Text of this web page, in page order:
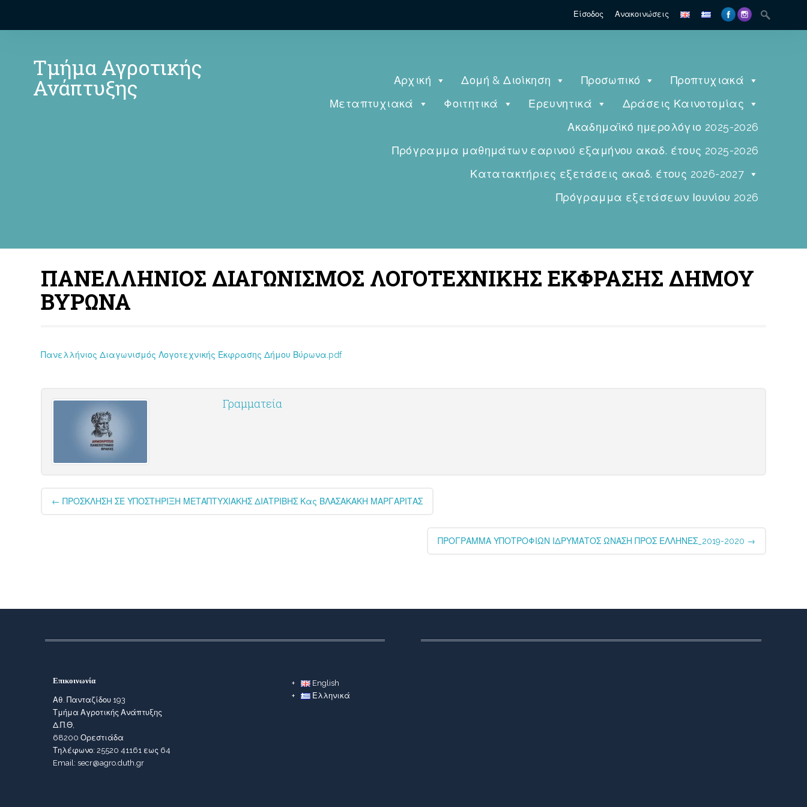
Είσοδος Ανακοινώσεις
Τμήμα Αγροτικής
Ανάπτυξης Αρχική Δομή & Διοίκηση Προσωπικό
Προπτυχιακά
Μεταπτυχιακά
Φοιτητικά Ερευνητικά
Δράσεις Καινοτομίας
Ακαδημαϊκό ημερολόγιο 2025-2026
Πρόγραμμα μαθημάτων εαρινού εξαμήνου ακαδ. έτους 2025-2026
Κατατακτήριες εξετάσεις ακαδ. έτους 2026-2027
Πρόγραμμα εξετάσεων Ιουνίου 2026
ΠΑΝΕΛΛΗΝΙΟΣ ΔΙΑΓΩΝΙΣΜΟΣ ΛΟΓΟΤΕΧΝΙΚΗΣ ΕΚΦΡΑΣΗΣ ΔΗΜΟΥ
ΒΥΡΩΝΑ
Πανελλήνιος Διαγωνισμός Λογοτεχνικής Έκφρασης Δήμου Βύρωνα.pdf
Γραμματεία
Post
navigation
← ΠΡΟΣΚΛΗΣΗ ΣΕ ΥΠΟΣΤΗΡΙΞΗ ΜΕΤΑΠΤΥΧΙΑΚΗΣ ΔΙΑΤΡΙΒΗΣ Κας ΒΛΑΣΑΚΑΚΗ ΜΑΡΓΑΡΙΤΑΣ
ΠΡΟΓΡΑΜΜΑ ΥΠΟΤΡΟΦΙΩΝ ΙΔΡΥΜΑΤΟΣ ΩΝΑΣΗ ΠΡΟΣ ΕΛΛΗΝΕΣ_2019-2020 →
Επικοινωνία
Αθ. Πανταζίδου 193
Τμήμα Αγροτικής Ανάπτυξης
Δ.Π.Θ,
68200 Ορεστιάδα
Τηλέφωνο: 25520 41161 εως 64
Email: secr@agro.duth.gr
English
Ελληνικά